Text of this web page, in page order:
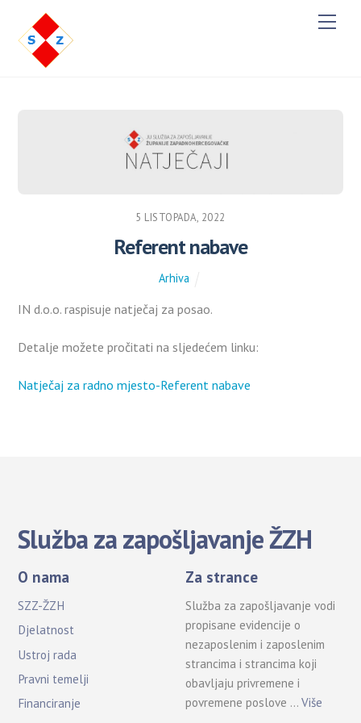
M
e
5 LISTOPADA, 2022
Referent nabave
Arhiva
IN d.o.o. raspisuje natječaj za posao.
Detalje možete pročitati na sljedećem linku:
Natječaj za radno mjesto-Referent nabave
Služba za zapošljavanje ŽZH
O nama
SZZ-ŽZH
Djelatnost
Ustroj rada
Pravni temelji
Financiranje
Za strance
Služba za zapošljavanje vodi
propisane evidencije o
nezaposlenim i zaposlenim
strancima i strancima koji
obavljaju privremene i
povremene poslove …Više